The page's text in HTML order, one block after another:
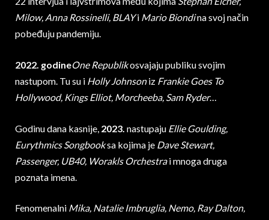
Milow, Anna Rossinelli, BLAYi Mario Biondina svoj način
pobeđuju pandemiju.
2022. godineOne Republikosvajaju publiku svojim
nastupom. Tu su i Holly Johnsoniz Frankie Goes To
Hollywood, Kings Elliot, Morcheeba, Sam Ryder…
Godinu dana kasnije, 2023. nastupaju Ellie Goulding,
Eurythmics Songbooksa kojima je Dave Stewart,
Passenger, UB40, Worakls Orchestrai mnoga druga
poznata imena.
Fenomenalni Mika, Natalie Imbruglia, Nemo, Ray Dalton,